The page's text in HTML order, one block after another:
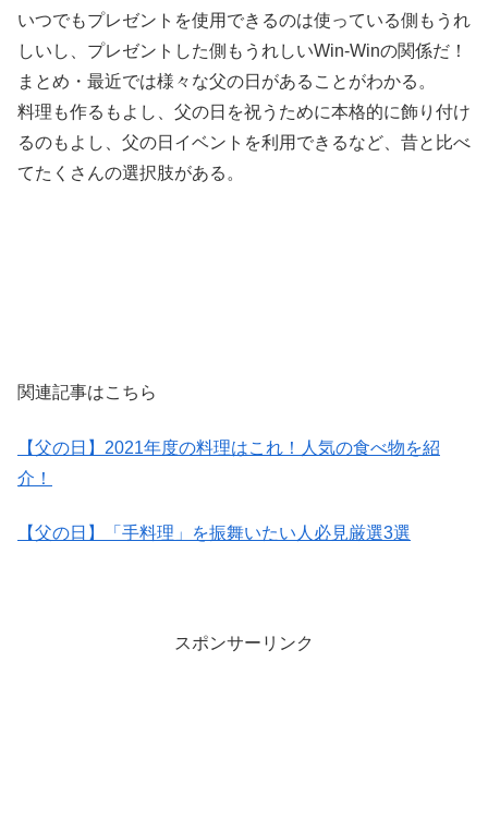
いつでもプレゼントを使用できるのは使っている側もうれ
しいし、プレゼントした側もうれしいWin-Winの関係だ！
まとめ・最近では様々な父の日があることがわかる。
料理も作るもよし、父の日を祝うために本格的に飾り付け
るのもよし、父の日イベントを利用できるなど、昔と比べ
てたくさんの選択肢がある。
関連記事はこちら
【父の日】2021年度の料理はこれ！人気の食べ物を紹
介！
【父の日】「手料理」を振舞いたい人必見厳選3選
スポンサーリンク